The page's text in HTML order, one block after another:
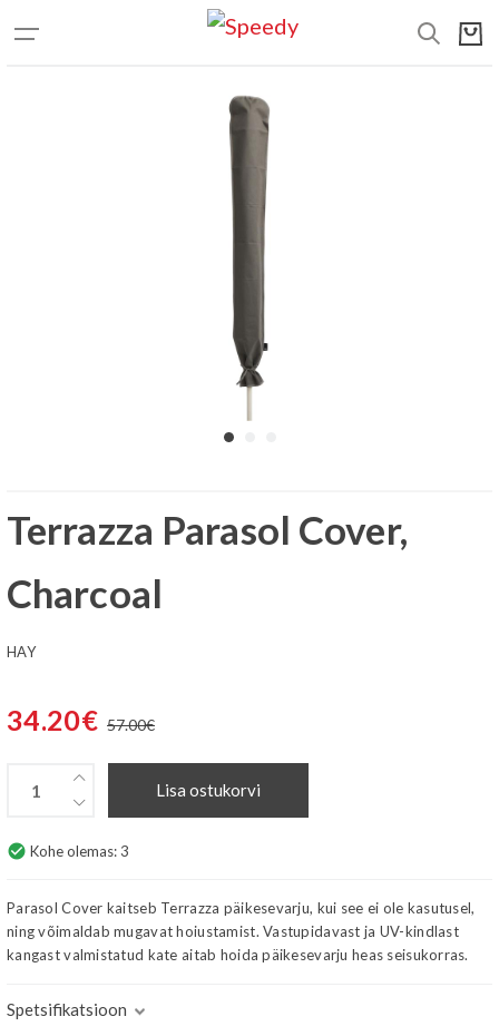
Terrazza Parasol Cover,
Charcoal
HAY
34.20€ 57.00€
Lisa ostukorvi
check_circle Kohe olemas:3
Parasol Cover kaitseb Terrazza päikesevarju, kui see ei ole kasutusel,
ning võimaldab mugavat hoiustamist. Vastupidavast ja UV-kindlast
kangast valmistatud kate aitab hoida päikesevarju heas seisukorras.
Spetsifikatsioon